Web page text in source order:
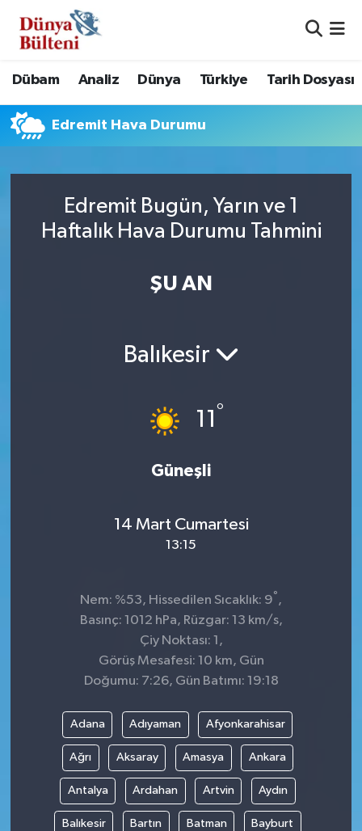
Dübam Analiz Dünya Türkiye Tarih Dosyası
Edremit Hava Durumu
Edremit Bugün, Yarın ve 1
Haftalık Hava Durumu Tahmini
ŞU AN
Balıkesir
11 °
Güneşli
14 Mart Cumartesi
13:15
Nem: %53, Hissedilen Sıcaklık: 9° ,
Basınç: 1012 hPa, Rüzgar: 13 km/s,
Çiy Noktası: 1,
Görüş Mesafesi: 10 km, Gün
Doğumu: 7:26, Gün Batımı: 19:18
Adana Adıyaman Afyonkarahisar
Ağrı Aksaray Amasya Ankara
Antalya Ardahan Artvin Aydın
Balıkesir Bartın Batman Bayburt
Hava Durumu
Namaz Vakitleri
Süper Lig Puan Durumu ve Fikstür